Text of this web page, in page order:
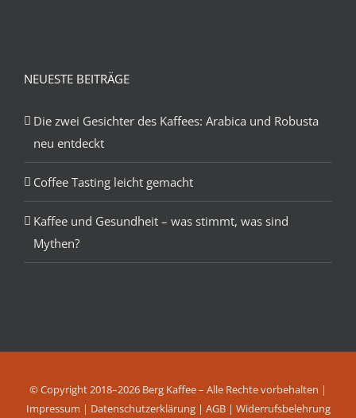
NEUESTE BEITRÄGE
Die zwei Gesichter des Kaffees: Arabica und Robusta
neu entdeckt
Coffee Tasting leicht gemacht
Kaffee und Gesundheit – was stimmt, was sind
Mythen?
© Copyright 2018–2026 Berg Kaffee – Alle Rechte vorbehalten |
Impressum | Datenschutzerklärung| AGB| Widerrufsbelehrung